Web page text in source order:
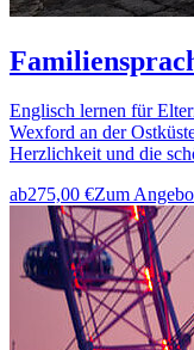
Englisch lernen für
Wexford an der
Herzlichkeit und die
ab275,00 €Zum